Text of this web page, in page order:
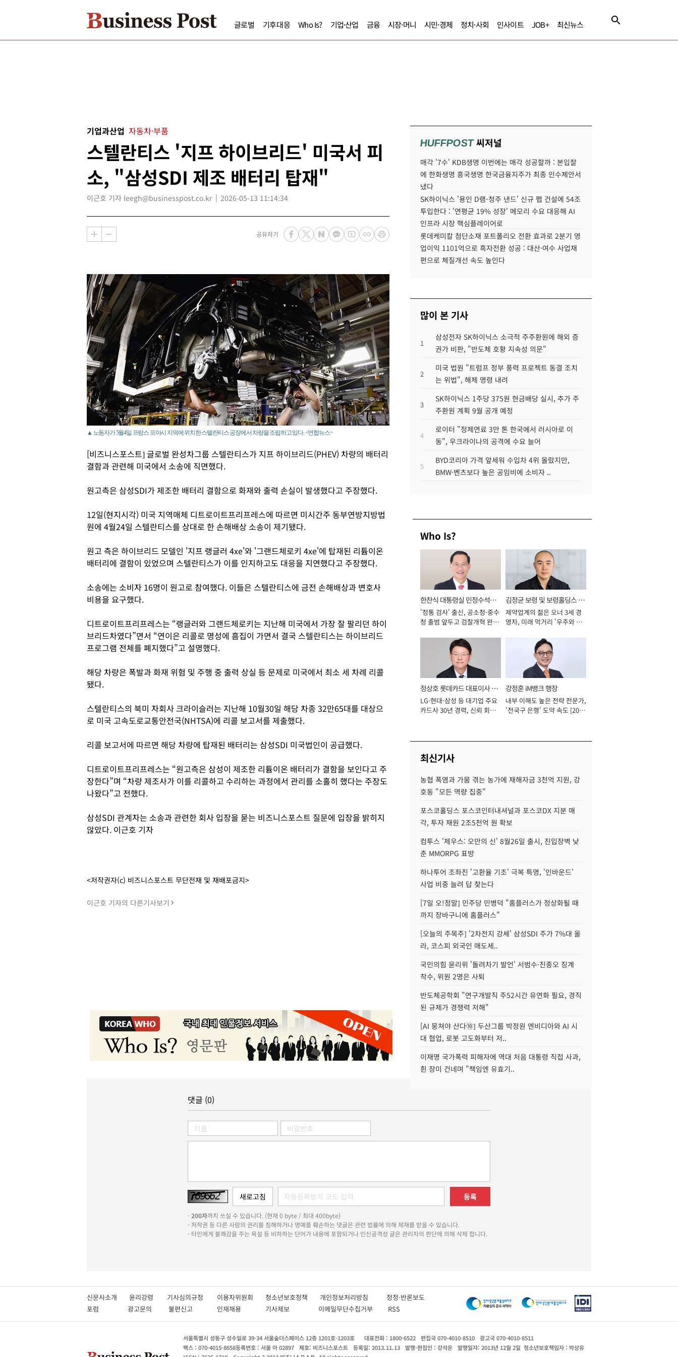
글로벌 기후대응 Who Is? 기업·산업 금융 시장·머니 시민·경제 정치·사회 인사이트 JOB+ 최신뉴스
기업과산업 자동차·부품
스텔란티스 '지프 하이브리드' 미국서 피
소, "삼성SDI 제조 배터리 탑재"
이근호 기자 leegh@businesspost.co.kr 2026-05-13 11:14:34
공유하기
▲ 노동자가 5월4일 프랑스 프아시 지역에 위치한 스텔란티스 공장에서 차량을 조립하고 있다. <연합뉴스>
[비즈니스포스트] 글로벌 완성차그룹 스텔란티스가 지프 하이브리드(PHEV) 차량의 배터리
결함과 관련해 미국에서 소송에 직면했다.
원고측은 삼성SDI가 제조한 배터리 결함으로 화재와 출력 손실이 발생했다고 주장했다.
12일(현지시각) 미국 지역매체 디트로이트프리프레스에 따르면 미시간주 동부연방지방법
원에 4월24일 스텔란티스를 상대로 한 손해배상 소송이 제기됐다.
원고 측은 하이브리드 모델인 '지프 랭글러 4xe'와 '그랜드체로키 4xe'에 탑재된 리튬이온
배터리에 결함이 있었으며 스텔란티스가 이를 인지하고도 대응을 지연했다고 주장했다.
소송에는 소비자 16명이 원고로 참여했다. 이들은 스텔란티스에 금전 손해배상과 변호사
비용을 요구했다.
디트로이트프리프레스는 “랭글러와 그랜드체로키는 지난해 미국에서 가장 잘 팔리던 하이
브리드차였다”면서 “연이은 리콜로 명성에 흠집이 가면서 결국 스텔란티스는 하이브리드
프로그램 전체를 폐지했다”고 설명했다.
해당 차량은 폭발과 화재 위험 및 주행 중 출력 상실 등 문제로 미국에서 최소 세 차례 리콜
됐다.
스텔란티스의 북미 자회사 크라이슬러는 지난해 10월30일 해당 차종 32만65대를 대상으
로 미국 고속도로교통안전국(NHTSA)에 리콜 보고서를 제출했다.
리콜 보고서에 따르면 해당 차량에 탑재된 배터리는 삼성SDI 미국법인이 공급했다.
디트로이트프리프레스는 “원고측은 삼성이 제조한 리튬이온 배터리가 결함을 보인다고 주
장한다”며 “차량 제조사가 이를 리콜하고 수리하는 과정에서 관리를 소홀히 했다는 주장도
나왔다”고 전했다.
삼성SDI 관계자는 소송과 관련한 회사 입장을 묻는 비즈니스포스트 질문에 입장을 밝히지
않았다. 이근호 기자
<저작권자(c) 비즈니스포스트 무단전재 및 재배포금지>
이근호 기자의 다른기사보기
HUFFPOST씨저널
매각 '7수' KDB생명 이번에는 매각 성공할까 : 본입찰
에 한화생명 흥국생명 한국금융지주가 최종 인수제안서
냈다
SK하이닉스 '용인 D램-청주 낸드' 신규 팹 건설에 54조
투입한다 : '연평균 19% 성장' 메모리 수요 대응해 AI
인프라 시장 핵심플레이어로
롯데케미칼 첨단소재 포트폴리오 전환 효과로 2분기 영
업이익 1101억으로 흑자전환 성공 : 대산·여수 사업재
편으로 체질개선 속도 높인다
많이 본 기사
1
삼성전자 SK하이닉스 소극적 주주환원에 해외 증
권가 비판, "반도체 호황 지속성 의문"
2
미국 법원 "트럼프 정부 풍력 프로젝트 동결 조치
는 위법", 해제 명령 내려
3
SK하이닉스 1주당 375원 현금배당 실시, 추가 주
주환원 계획 9월 공개 예정
4
로이터 "정제연료 3만 톤 한국에서 러시아로 이
동", 우크라이나의 공격에 수요 늘어
5
BYD코리아 가격 앞세워 수입차 4위 올랐지만,
BMW·벤츠보다 높은 공임비에 소비자 ..
Who Is?
한찬식 대통령실 민정수석비
서관
'정통 검사' 출신, 공소청·중수
청 출범 앞두고 검찰개혁 완수
김정균 보령 및 보령홀딩스 대
표이사 사장
제약업계의 젊은 오너 3세 경
영자, 미래 먹거리 '우주와 헬
정상호 롯데카드 대표이사 사
장
LG·현대·삼성 등 대기업 주요
카드사 30년 경력, 신뢰 회복
강정훈 iM뱅크 행장
내부 이해도 높은 전략 전문가,
'전국구 은행' 도약 속도 [2026
최신기사
농협 폭염과 가뭄 겪는 농가에 재해자금 3천억 지원, 강
호동 "모든 역량 집중"
포스코홀딩스 포스코인터내셔널과 포스코DX 지분 매
각, 투자 재원 2조5천억 원 확보
컴투스 '제우스: 오만의 신' 8월26일 출시, 진입장벽 낮
춘 MMORPG 표방
하나투어 조좌진 '고환율 기조' 극복 특명, '인바운드'
사업 비중 늘려 답 찾는다
[7일 오!정말] 민주당 민병덕 "홈플러스가 정상화될 때
까지 장바구니에 홈플러스"
[오늘의 주목주] '2차전지 강세' 삼성SDI 주가 7%대 올
라, 코스피 외국인 매도세..
국민의힘 윤리위 '돌려차기 발언' 서범수·진종오 징계
착수, 위원 2명은 사퇴
반도체공학회 "연구개발직 주52시간 유연화 필요, 경직
된 규제가 경쟁력 저해"
[AI 뭉쳐야 산다⑩] 두산그룹 박정원 엔비디아와 AI 시
대 협업, 로봇 고도화부터 저..
이재명 국가폭력 피해자에 역대 처음 대통령 직접 사과,
흰 장미 건네며 "책임엔 유효기..
댓글 (0)
등록
-200자까지 쓰실 수 있습니다. (현재 0 byte / 최대 400byte)
- 저작권 등 다른 사람의 권리를 침해하거나 명예를 훼손하는 댓글은 관련 법률에 의해 제재를 받을 수 있습니다.
- 타인에게 불쾌감을 주는 욕설 등 비하하는 단어가 내용에 포함되거나 인신공격성 글은 관리자의 판단에 의해 삭제 합니다.
신문사소개 윤리강령 기사심의규정 이용자위원회 청소년보호정책 개인정보처리방침 정정·반론보도
포럼
광고문의 불편신고 인재채용 기사제보 이메일무단수집거부 RSS
서울특별시 성동구 성수일로 39-34 서울숲더스페이스 12층 1201호-1203호 대표전화 : 1800-6522 편집국 070-4010-8510
광고국 070-4010-8511
팩스 : 070-4015-8658등록번호 : 서울 아 02897 제호: 비즈니스포스트 등록일: 2013.11.13 발행·편집인 : 강석운 발행일자: 2013년 12월 2일 청소년보호책임자 : 박상유